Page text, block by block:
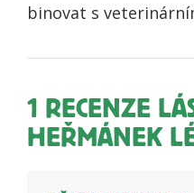
binovat s
1 RECENZE
HEŘMÁNEK